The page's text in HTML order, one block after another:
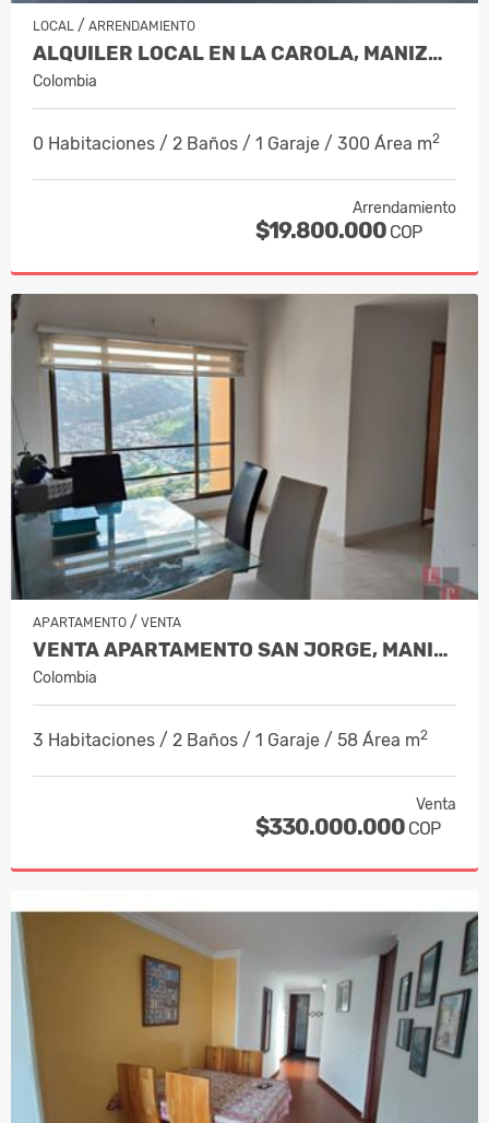
LOCAL / ARRENDAMIENTO
ALQUILER LOCAL EN LA CAROLA, MANIZALES…
Colombia
0 Habitaciones / 2 Baños / 1 Garaje / 300 Área m2
Arrendamiento
$19.800.000 COP
APARTAMENTO / VENTA
VENTA APARTAMENTO SAN JORGE, MANIZAL…
Colombia
3 Habitaciones / 2 Baños / 1 Garaje / 58 Área m2
Venta
$330.000.000 COP